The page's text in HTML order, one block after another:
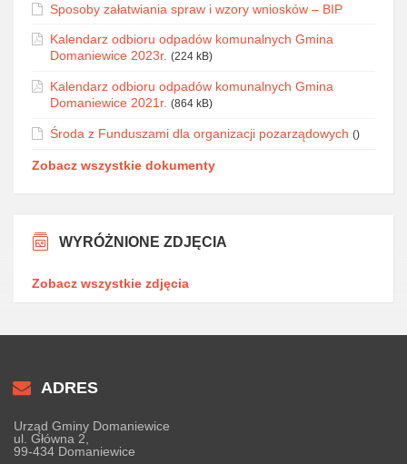
Sposoby załatwiania spraw i wzory wniosków – BIP
Kalendarz odbioru odpadów komunalnych Gmina
Domaniewice 2023r. (224 kB)
Kalendarz odbioru odpadów komunalnych Gmina
Domaniewice 2021r. (864 kB)
Środa z Funduszami dla organizacji pozarządowych ()
Zobacz wszystkie dokumenty
WYRÓŻNIONE ZDJĘCIA
Zobacz wszystkie zdjęcia
ADRES
Urząd Gminy Domaniewice
ul. Główna 2,
99-434 Domaniewice